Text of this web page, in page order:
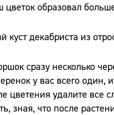
цветок образовал
декабриста из
сразу несколько
у вас всего один,
цветения удалите
зная, что после